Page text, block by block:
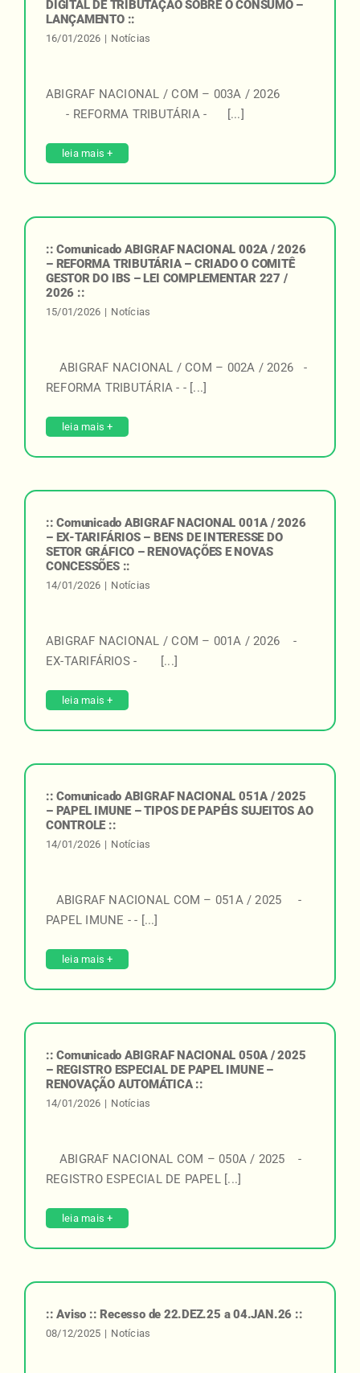
DIGITAL DE TRIBUTAÇÃO SOBRE O CONSUMO –
LANÇAMENTO ::
16/01/2026 | Notícias
ABIGRAF NACIONAL / COM – 003A / 2026
- REFORMA TRIBUTÁRIA - [...]
leia mais +
:: Comunicado ABIGRAF NACIONAL 002A / 2026
– REFORMA TRIBUTÁRIA – CRIADO O COMITÊ
GESTOR DO IBS – LEI COMPLEMENTAR 227 /
2026 ::
15/01/2026 | Notícias
ABIGRAF NACIONAL / COM – 002A / 2026 -
REFORMA TRIBUTÁRIA - - [...]
leia mais +
:: Comunicado ABIGRAF NACIONAL 001A / 2026
– EX-TARIFÁRIOS – BENS DE INTERESSE DO
SETOR GRÁFICO – RENOVAÇÕES E NOVAS
CONCESSÕES ::
14/01/2026 | Notícias
ABIGRAF NACIONAL / COM – 001A / 2026 -
EX-TARIFÁRIOS - [...]
leia mais +
:: Comunicado ABIGRAF NACIONAL 051A / 2025
– PAPEL IMUNE – TIPOS DE PAPÉIS SUJEITOS AO
CONTROLE ::
14/01/2026 | Notícias
ABIGRAF NACIONAL COM – 051A / 2025 -
PAPEL IMUNE - - [...]
leia mais +
:: Comunicado ABIGRAF NACIONAL 050A / 2025
– REGISTRO ESPECIAL DE PAPEL IMUNE –
RENOVAÇÃO AUTOMÁTICA ::
14/01/2026 | Notícias
ABIGRAF NACIONAL COM – 050A / 2025 -
REGISTRO ESPECIAL DE PAPEL [...]
leia mais +
:: Aviso :: Recesso de 22.DEZ.25 a 04.JAN.26 ::
08/12/2025 | Notícias